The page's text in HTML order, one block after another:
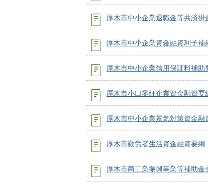
厚木市中小企業退職金等共済掛
厚木市中小企業資金融資利子補
厚木市中小企業信用保証料補助
厚木市小口零細企業資金融資要
厚木市中小企業景気対策資金融
厚木市勤労者生活資金融資要綱
厚木市商工業振興事業等補助金